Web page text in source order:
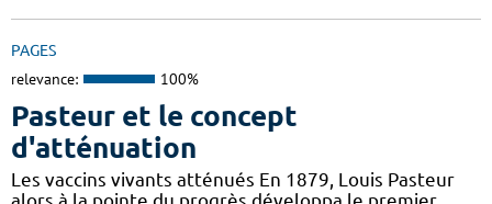
PAGES
relevance: 100%
Pasteur et le concept
d'atténuation
Les vaccins vivants atténués En 1879, Louis Pasteur